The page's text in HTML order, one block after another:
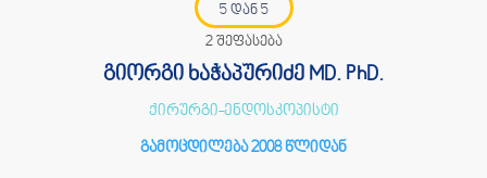
5 დან 5
2 შეფასება
გიორგი ხაჭაპურიძე MD. PhD.
ქირურგი-ენდოსკოპისტი
გამოცდილება 2008 წლიდან